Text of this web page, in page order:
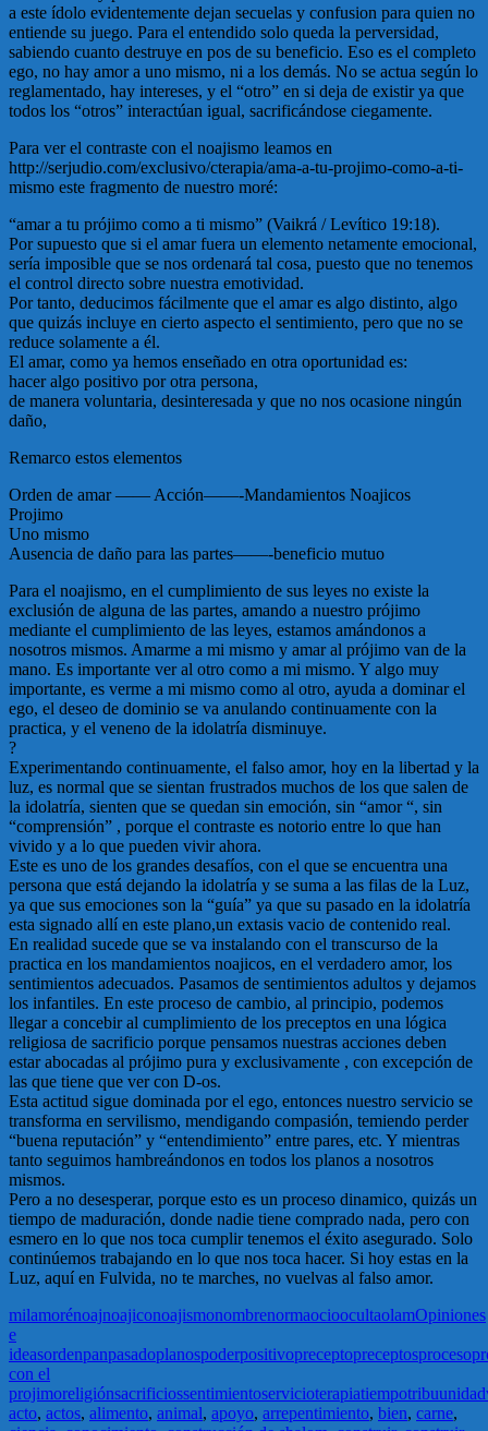
a este ídolo evidentemente dejan secuelas y confusion para quien no
entiende su juego. Para el entendido solo queda la perversidad,
sabiendo cuanto destruye en pos de su beneficio. Eso es el completo
ego, no hay amor a uno mismo, ni a los demás. No se actua según lo
reglamentado, hay intereses, y el “otro” en si deja de existir ya que
todos los “otros” interactúan igual, sacrificándose ciegamente.
Para ver el contraste con el noajismo leamos en
http://serjudio.com/exclusivo/cterapia/ama-a-tu-projimo-como-a-ti-
mismo este fragmento de nuestro moré:
“amar a tu prójimo como a ti mismo” (Vaikrá / Levítico 19:18).
Por supuesto que si el amar fuera un elemento netamente emocional,
sería imposible que se nos ordenará tal cosa, puesto que no tenemos
el control directo sobre nuestra emotividad.
Por tanto, deducimos fácilmente que el amar es algo distinto, algo
que quizás incluye en cierto aspecto el sentimiento, pero que no se
reduce solamente a él.
El amar, como ya hemos enseñado en otra oportunidad es:
hacer algo positivo por otra persona,
de manera voluntaria, desinteresada y que no nos ocasione ningún
daño,
Remarco estos elementos
Orden de amar —— Acción——-Mandamientos Noajicos
Projimo
Uno mismo
Ausencia de daño para las partes——-beneficio mutuo
Para el noajismo, en el cumplimiento de sus leyes no existe la
exclusión de alguna de las partes, amando a nuestro prójimo
mediante el cumplimiento de las leyes, estamos amándonos a
nosotros mismos. Amarme a mi mismo y amar al prójimo van de la
mano. Es importante ver al otro como a mi mismo. Y algo muy
importante, es verme a mi mismo como al otro, ayuda a dominar el
ego, el deseo de dominio se va anulando continuamente con la
practica, y el veneno de la idolatría disminuye.
?
Experimentando continuamente, el falso amor, hoy en la libertad y la
luz, es normal que se sientan frustrados muchos de los que salen de
la idolatría, sienten que se quedan sin emoción, sin “amor “, sin
“comprensión” , porque el contraste es notorio entre lo que han
vivido y a lo que pueden vivir ahora.
Este es uno de los grandes desafíos, con el que se encuentra una
persona que está dejando la idolatría y se suma a las filas de la Luz,
ya que sus emociones son la “guía” ya que su pasado en la idolatría
esta signado allí en este plano,un extasis vacio de contenido real.
En realidad sucede que se va instalando con el transcurso de la
practica en los mandamientos noajicos, en el verdadero amor, los
sentimientos adecuados. Pasamos de sentimientos adultos y dejamos
los infantiles. En este proceso de cambio, al principio, podemos
llegar a concebir al cumplimiento de los preceptos en una lógica
religiosa de sacrificio porque pensamos nuestras acciones deben
estar abocadas al prójimo pura y exclusivamente , con excepción de
las que tiene que ver con D-os.
Esta actitud sigue dominada por el ego, entonces nuestro servicio se
transforma en servilismo, mendigando compasión, temiendo perder
“buena reputación” y “entendimiento” entre pares, etc. Y mientras
tanto seguimos hambreándonos en todos los planos a nosotros
mismos.
Pero a no desesperar, porque esto es un proceso dinamico, quizás un
tiempo de maduración, donde nadie tiene comprado nada, pero con
esmero en lo que nos toca cumplir tenemos el éxito asegurado. Solo
continúemos trabajando en lo que nos toca hacer. Si hoy estas en la
Luz, aquí en Fulvida, no te marches, no vuelvas al falso amor.
milamorénoajnoajiconoajismonombrenormaocioocultaolamOpiniones
e
ideasordenpanpasadoplanospoderpositivopreceptopreceptosproceso
con el
projimoreligiónsacrificiossentimientoservicioterapiatiempotribuunidad
acto, actos, alimento, animal, apoyo, arrepentimiento, bien, carne,